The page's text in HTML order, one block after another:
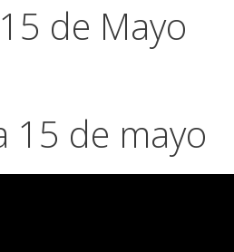
de Mayo
15 de mayo